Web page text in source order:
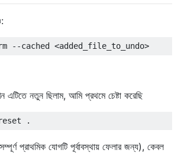
এটিতে নতুন ছিলাম, আমি প্রথমে চেষ্টা করেছি
প্রাথমিক যোগটি পূর্বাবস্থায় ফেলার জন্য), কেবল